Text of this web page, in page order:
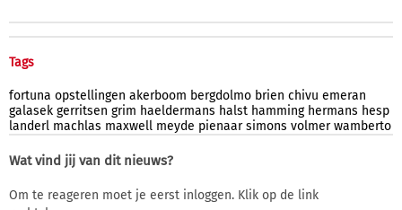
Tags
fortuna opstellingen akerboom bergdolmo brien chivu emeran
galasek gerritsen grim haeldermans halst hamming hermans hesp
landerl machlas maxwell meyde pienaar simons volmer wamberto
Wat vind jij van dit nieuws?
Om te reageren moet je eerst inloggen. Klik op de link